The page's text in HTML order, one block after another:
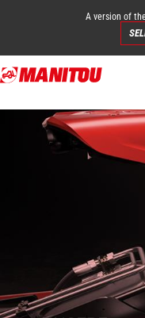
Direkt
zum
A version of